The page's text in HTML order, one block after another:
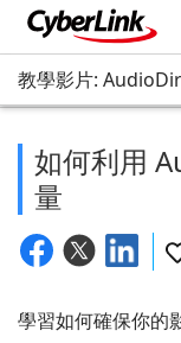
教學影片:
如何利用
量
學習如何確保你的